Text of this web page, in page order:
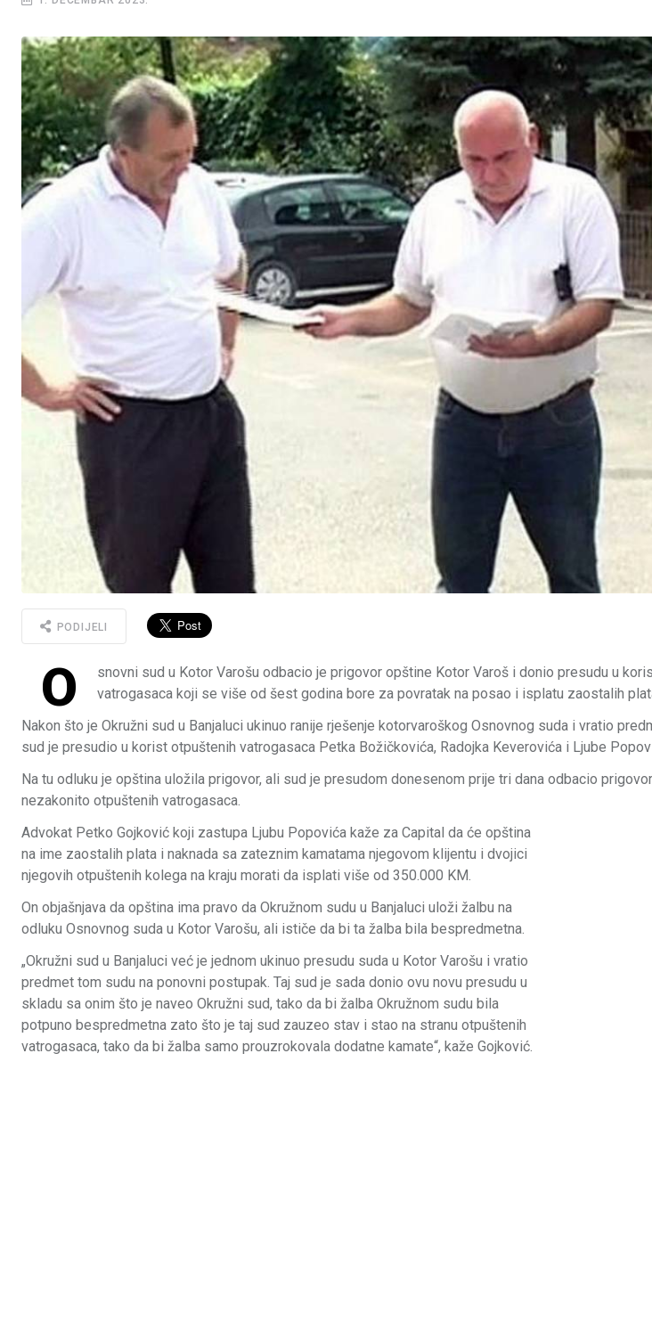
PODIJELI
O
snovni sud u Kotor Varošu odbacio je prigovor opštine Kotor Varoš i donio presudu u
vatrogasaca koji se više od šest godina bore za povratak na posao i isplatu zaostalih
Nakon što je Okružni sud u Banjaluci ukinuo ranije rješenje kotorvaroškog Osnovnog suda i vratio
sud je presudio u korist otpuštenih vatrogasaca Petka Božičkovića, Radojka Keverovića i Ljube
Na tu odluku je opština uložila prigovor, ali sud je presudom donesenom prije tri dana odbacio
nezakonito otpuštenih vatrogasaca.
Advokat Petko Gojković koji zastupa Ljubu Popovića kaže za Capital da će opština
na ime zaostalih plata i naknada sa zateznim kamatama njegovom klijentu i dvojici
njegovih otpuštenih kolega na kraju morati da isplati više od 350.000 KM.
On objašnjava da opština ima pravo da Okružnom sudu u Banjaluci uloži žalbu na
odluku Osnovnog suda u Kotor Varošu, ali ističe da bi ta žalba bila bespredmetna.
„Okružni sud u Banjaluci već je jednom ukinuo presudu suda u Kotor Varošu i vratio
predmet tom sudu na ponovni postupak. Taj sud je sada donio ovu novu presudu u
skladu sa onim što je naveo Okružni sud, tako da bi žalba Okružnom sudu bila
potpuno bespredmetna zato što je taj sud zauzeo stav i stao na stranu otpuštenih
vatrogasaca, tako da bi žalba samo prouzrokovala dodatne kamate“, kaže Gojković.